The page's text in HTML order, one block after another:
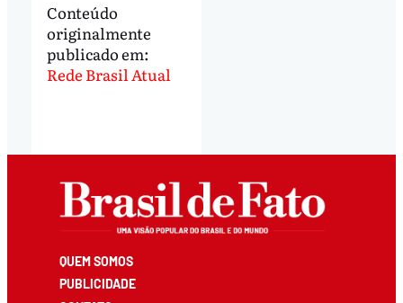
Conteúdo
originalmente
publicado em:
Rede Brasil Atual
QUEM SOMOS
PUBLICIDADE